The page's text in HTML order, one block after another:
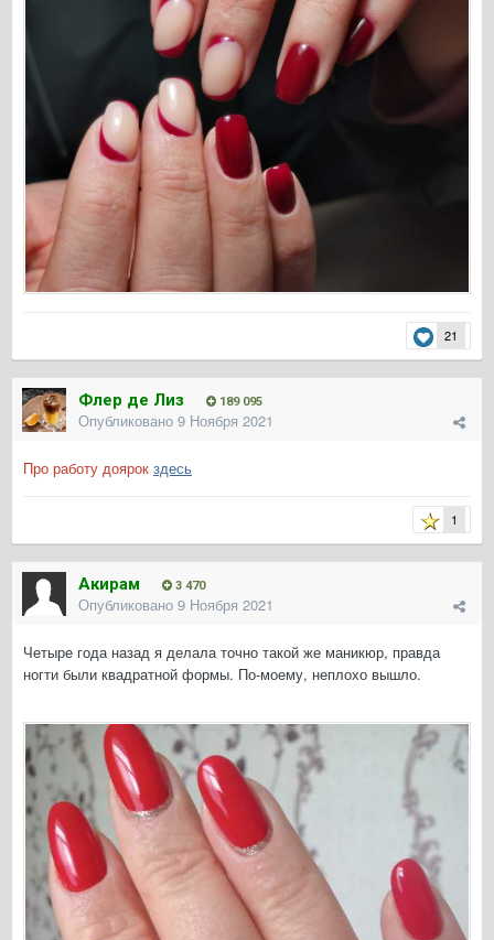
21
Флер де Лиз 189 095
Опубликовано 9 Ноября 2021
Про работу доярок здесь
1
Акирам 3 470
Опубликовано 9 Ноября 2021
Четыре года назад я делала точно такой же маникюр, правда
ногти были квадратной формы. По-моему, неплохо вышло.